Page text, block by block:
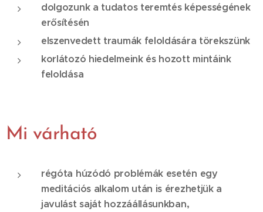
dolgozunk a tudatos teremtés képességének
erősítésén
elszenvedett traumák feloldására törekszünk
korlátozó hiedelmeink és hozott mintáink
feloldása
Mi várható
régóta húzódó problémák esetén egy
meditációs alkalom után is érezhetjük a
javulást saját hozzáállásunkban,